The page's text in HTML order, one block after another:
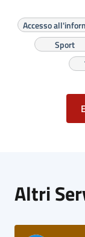
Accesso
Sport
Altri